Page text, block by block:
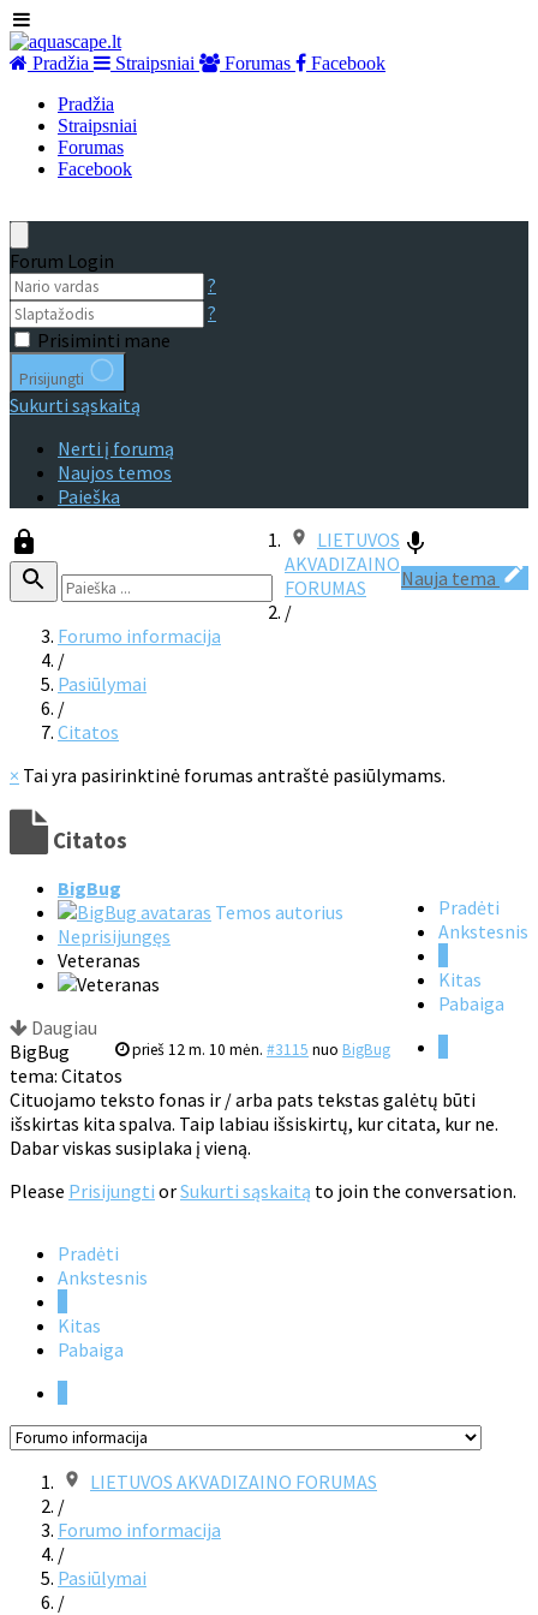
Pradžia Straipsniai Forumas
Facebook
Pradžia
Straipsniai
Forumas
Facebook
Forum Login
?
?
Prisiminti mane
Prisijungti
Sukurti sąskaitą
Nerti į forumą
Naujos temos
Paieška
Nauja tema
LIETUVOS
AKVADIZAINO
FORUMAS
/
Forumo informacija
/
Pasiūlymai
/
Citatos
× Tai yra pasirinktinė forumas antraštė pasiūlymams.
Citatos
Pradėti
Ankstesnis
Kitas
Pabaiga
BigBug
Temos autorius
Neprisijungęs
Veteranas
Daugiau
prieš 12 m. 10 mėn. #3115 nuo BigBug
BigBug
tema: Citatos
Cituojamo teksto fonas ir / arba pats tekstas galėtų būti
išskirtas kita spalva. Taip labiau išsiskirtų, kur citata, kur ne.
Dabar viskas susiplaka į vieną.
Please Prisijungti orSukurti sąskaitą to join the conversation.
Pradėti
Ankstesnis
Kitas
Pabaiga
LIETUVOS AKVADIZAINO FORUMAS
/
Forumo informacija
/
Pasiūlymai
/